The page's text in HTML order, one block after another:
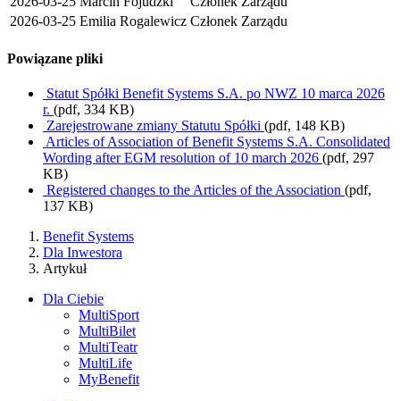
2026-03-25 Emilia Rogalewicz Członek Zarządu
Powiązane pliki
Statut Spółki Benefit Systems S.A. po NWZ 10 marca 2026
r. (pdf, 334 KB)
Zarejestrowane zmiany Statutu Spółki (pdf, 148 KB)
Articles of Association of Benefit Systems S.A. Consolidated
Wording after EGM resolution of 10 march 2026 (pdf, 297
KB)
Registered changes to the Articles of the Association (pdf,
137 KB)
Benefit Systems
Dla Inwestora
Artykuł
Dla Ciebie
MultiSport
MultiBilet
MultiTeatr
MultiLife
MyBenefit